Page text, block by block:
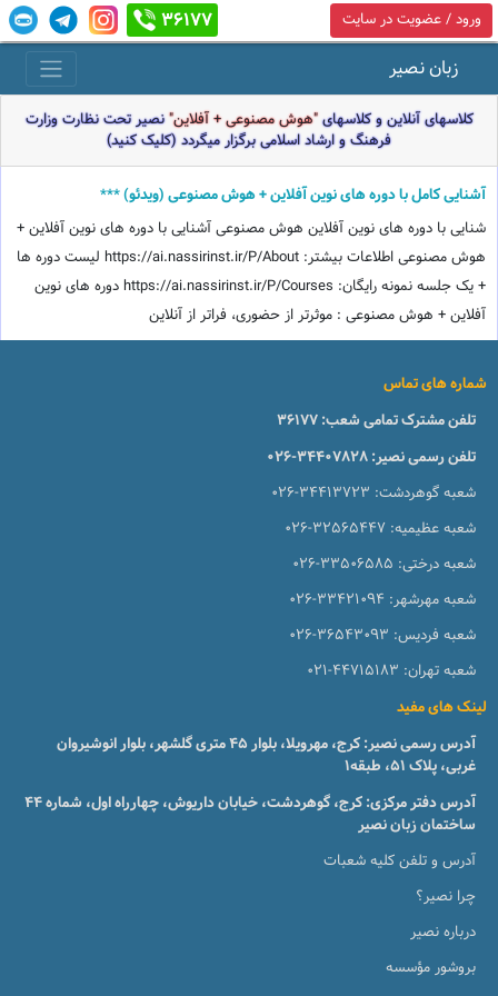
ورود / عضویت در سایت 36177
زبان نصیر
کلاسهای آنلاین و کلاسهای"هوش مصنوعی + آفلاین"نصیر تحت نظارت وزارت
فرهنگ و ارشاد اسلامی برگزار میگردد (کلیک کنید)
آشنایی کامل با دوره های نوین آفلاین + هوش مصنوعی (ویدئو) ***
شنایی با دوره های نوین آفلاین هوش مصنوعی آشنایی با دوره های نوین آفلاین +
هوش مصنوعی اطلاعات بیشتر: https://ai.nassirinst.ir/P/About لیست دوره ها
+ یک جلسه نمونه رایگان: https://ai.nassirinst.ir/P/Courses دوره های نوین
آفلاین + هوش مصنوعی : موثرتر از حضوری، فراتر از آنلاین
شماره های تماس
تلفن مشترک تمامی شعب:36177
تلفن رسمی نصیر:026-34407828
شعبه گوهردشت: 026-34413723
شعبه عظیمیه: 026-32565447
شعبه درختی: 026-33506585
شعبه مهرشهر: 026-33421094
شعبه فردیس: 026-36543093
شعبه تهران: 021-44715183
لینک های مفید
آدرس رسمی نصیر: کرج، مهرویلا، بلوار 45 متری گلشهر، بلوار انوشیروان
غربی، پلاک 51، طبقه1
آدرس دفتر مرکزی: کرج، گوهردشت، خیابان داریوش، چهارراه اول، شماره ۴۴
ساختمان زبان نصیر
آدرس و تلفن کلیه شعبات
چرا نصیر؟
درباره نصیر
بروشور مؤسسه